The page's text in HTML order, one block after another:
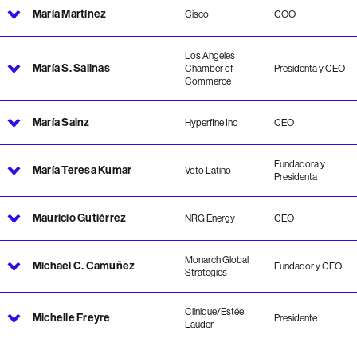
María Martínez Cisco COO
María S. Salinas
Los Angeles
Chamber of
Commerce
Presidenta y CEO
María Sainz Hyperfine Inc CEO
María Teresa Kumar Voto Latino
Fundadora y
Presidenta
Mauricio Gutiérrez NRG Energy CEO
Michael C. Camuñez
Monarch Global
Strategies
Fundador y CEO
Michelle Freyre
Clinique/Estée
Lauder
Presidente